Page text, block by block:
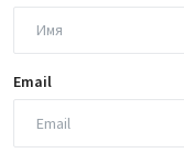
Email